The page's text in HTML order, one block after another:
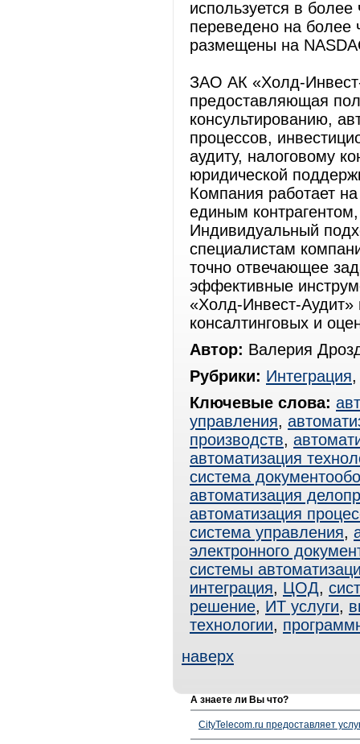
используется в
переведено на более
размещены на
ЗАО АК «Холд-
предоставляющая
консультированию,
процессов,
аудиту, налоговому
юридической
Компания работает
единым
Индивидуальный
специалистам
точно отвечающее
эффективные
«Холд-Инвест-Аудит»
консалтинговых и
Автор: Валерия
Рубрики: Интеграция
Ключевые слова:
управления,
производств,
автоматизация
система
автоматизация
автоматизация
система управления,
электронного
системы
интеграция, ЦОД,
решение, ИТ услуги,
технологии,
наверх
А знаете ли Вы что?
CityTelecom.ru предоставляет